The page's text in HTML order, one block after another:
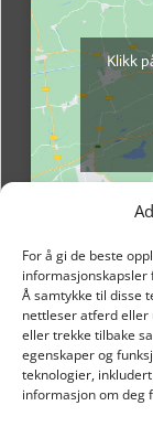
For å gi de beste
Å samtykke til disse
nettleser atferd eller
eller trekke tilbake
egenskaper og
teknologier,
informasjon om deg
Klikk